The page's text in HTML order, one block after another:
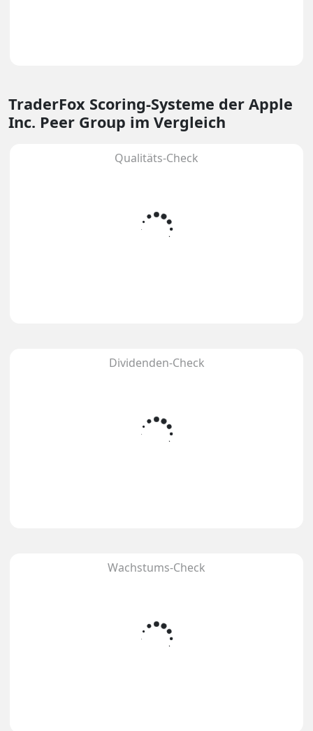
TraderFox Scoring-Systeme der Apple
Inc. Peer Group im Vergleich
Qualitäts-Check
Dividenden-Check
Wachstums-Check